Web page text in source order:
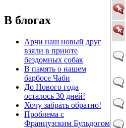
В блогах
Арчи наш новый друг
взяли в приюте
бездомных собак
В память о нашем
барбосе Чаби
До Нового года
осталось 30 дней!
Хочу забрать обратно!
Проблема с
Французским Бульдогом